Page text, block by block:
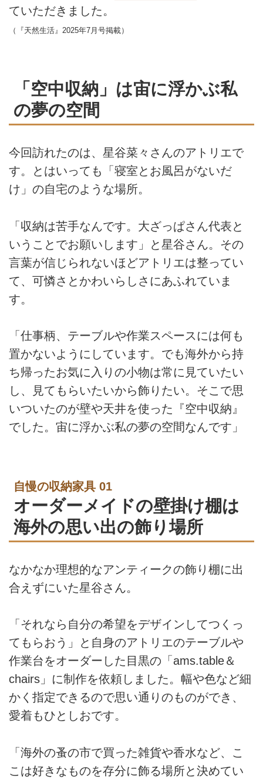
ていただきました。
（『天然生活』2025年7月号掲載）
「空中収納」は宙に浮かぶ私
の夢の空間
今回訪れたのは、星谷菜々さんのアトリエで
す。とはいっても「寝室とお風呂がないだ
け」の自宅のような場所。
「収納は苦手なんです。大ざっぱさん代表と
いうことでお願いします」と星谷さん。その
言葉が信じられないほどアトリエは整ってい
て、可憐さとかわいらしさにあふれていま
す。
「仕事柄、テーブルや作業スペースには何も
置かないようにしています。でも海外から持
ち帰ったお気に入りの小物は常に見ていたい
し、見てもらいたいから飾りたい。そこで思
いついたのが壁や天井を使った『空中収納』
でした。宙に浮かぶ私の夢の空間なんです」
自慢の収納家具 01
オーダーメイドの壁掛け棚は
海外の思い出の飾り場所
なかなか理想的なアンティークの飾り棚に出
合えずにいた星谷さん。
「それなら自分の希望をデザインしてつくっ
てもらおう」と自身のアトリエのテーブルや
作業台をオーダーした目黒の「 ams.table＆
chairs 」に制作を依頼しました。幅や色など細
かく指定できるので思い通りのものができ、
愛着もひとしおです。
「海外の蚤の市で買った雑貨や香水など、こ
こは好きなものを存分に飾る場所と決めてい